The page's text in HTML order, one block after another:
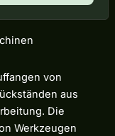
von
aus
Die
Werkzeugen